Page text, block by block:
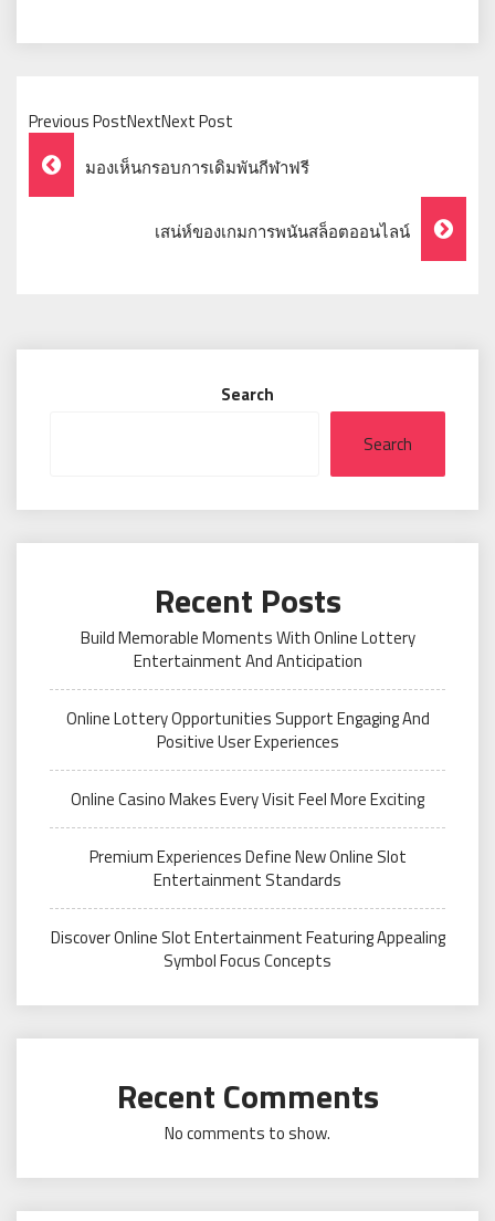
Previous PostNextNext Post
Post
Navigation
มองเห็นกรอบการเดิมพันกีฬาฟรี
เสน่ห์ของเกมการพนันสล็อตออนไลน์
Search
Search
Recent Posts
Build Memorable Moments With Online Lottery
Entertainment And Anticipation
Online Lottery Opportunities Support Engaging And
Positive User Experiences
Online Casino Makes Every Visit Feel More Exciting
Premium Experiences Define New Online Slot
Entertainment Standards
Discover Online Slot Entertainment Featuring Appealing
Symbol Focus Concepts
Recent Comments
No comments to show.